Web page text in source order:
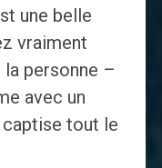
une belle
vraiment
personne –
avec un
tout le